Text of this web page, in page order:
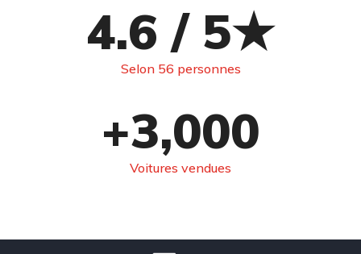
4.6 / 5★
Selon 56 personnes
+3,000
Voitures vendues